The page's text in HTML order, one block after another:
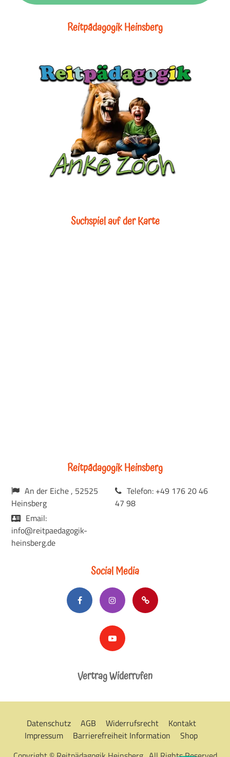
Reitpädagogik Heinsberg
Suchspiel auf der Karte
Reitpädagogik Heinsberg
An der Eiche , 52525
Heinsberg
Telefon: +49 176 20 46
47 98
Email:
info@reitpaedagogik-
heinsberg.de
Social Media
Vertrag Widerrufen
Datenschutz AGB Widerrufsrecht
Kontakt
Impressum
Barrierefreiheit Information
Shop